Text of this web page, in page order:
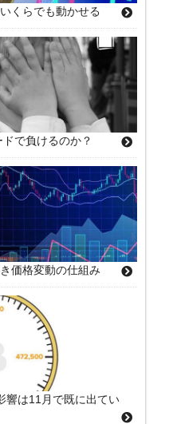
くらでも動かせる
で負けるのか？
価格変動の仕組み
響は11月で既に出てい